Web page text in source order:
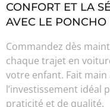
CONFORT ET LA
AVEC LE PONCHO
Commandez dès
chaque trajet en
votre enfant. Fait main
l’investissement idéal
praticité et de qualité.